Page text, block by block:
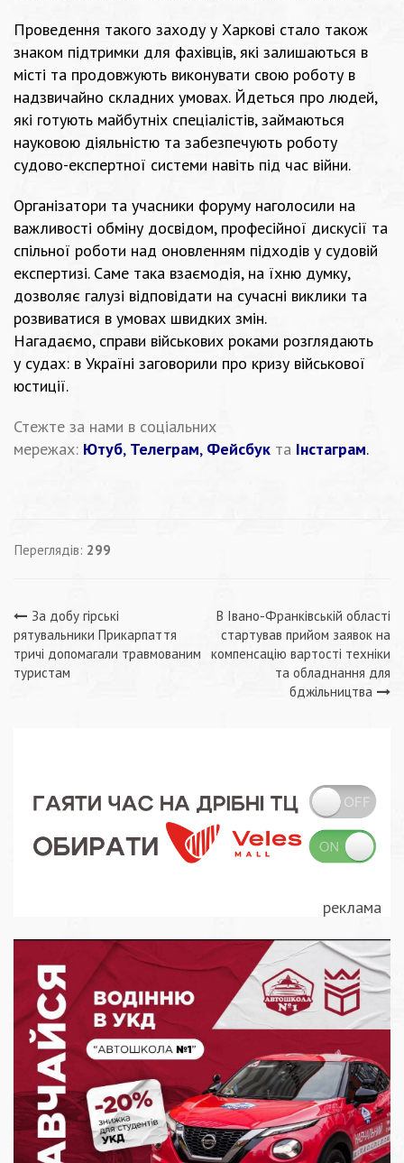
Проведення такого заходу у Харкові стало також
знаком підтримки для фахівців, які залишаються в
місті та продовжують виконувати свою роботу в
надзвичайно складних умовах. Йдеться про людей,
які готують майбутніх спеціалістів, займаються
науковою діяльністю та забезпечують роботу
судово-експертної системи навіть під час війни.
Організатори та учасники форуму наголосили на
важливості обміну досвідом, професійної дискусії та
спільної роботи над оновленням підходів у судовій
експертизі. Саме така взаємодія, на їхню думку,
дозволяє галузі відповідати на сучасні виклики та
розвиватися в умовах швидких змін.
Нагадаємо, справи військових роками розглядають
у судах: в Україні заговорили про кризу військової
юстиції.
Стежте за нами в соціальних
мережах: Ютуб, Телеграм, Фейсбук та Інстаграм.
Переглядів: 299
Навігація
записів
За добу гірські
рятувальники Прикарпаття
тричі допомагали травмованим
туристам
В Івано-Франківській області
стартував прийом заявок на
компенсацію вартості техніки
та обладнання для
бджільництва